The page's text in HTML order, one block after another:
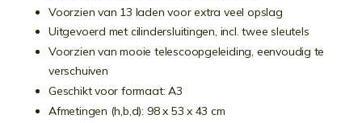
Voorzien van 13 laden voor extra veel opslag
Uitgevoerd met cilindersluitingen, incl. twee sleutels
Voorzien van mooie telescoopgeleiding, eenvoudig te
verschuiven
Geschikt voor formaat: A3
Afmetingen (h,b,d): 98 x 53 x 43 cm